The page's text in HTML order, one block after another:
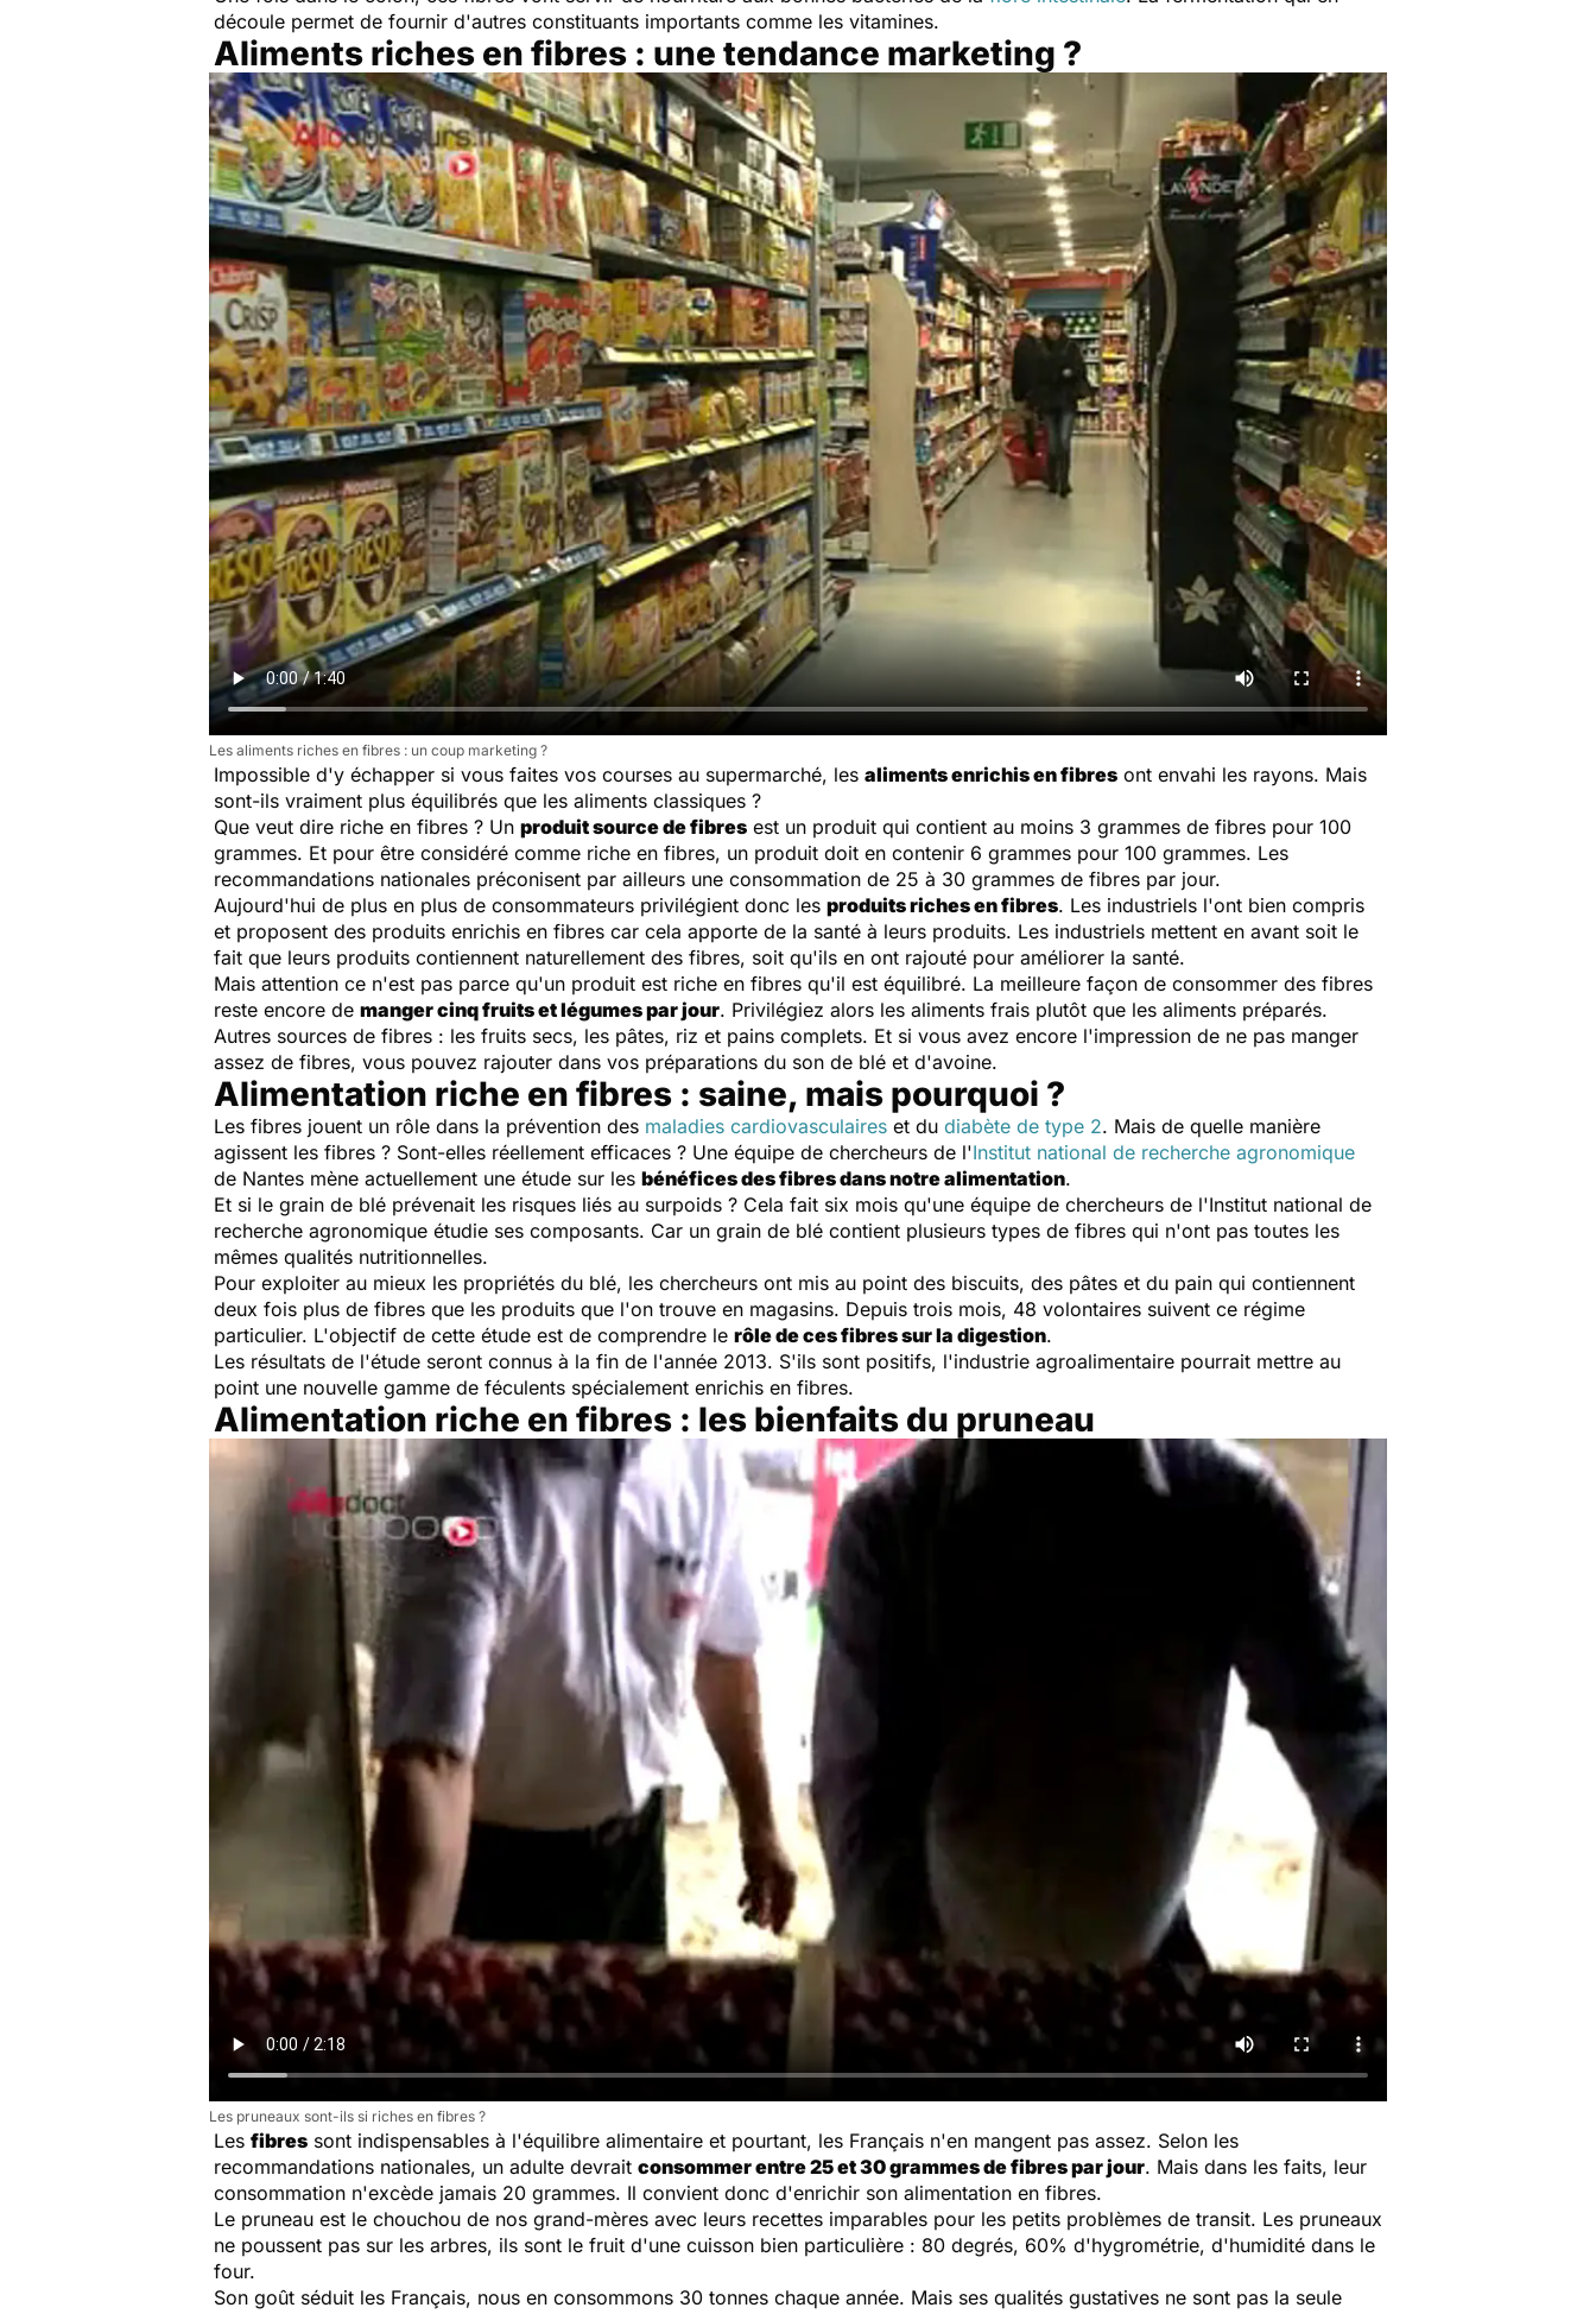
découle permet de fournir d'autres constituants importants comme les vitamines.
Aliments riches en fibres : une tendance marketing ?
Les aliments riches en fibres : un coup marketing ?
Impossible d'y échapper si vous faites vos courses au supermarché, les aliments enrichis en fibres ont envahi les rayons. Mais
sont-ils vraiment plus équilibrés que les aliments classiques ?
Que veut dire riche en fibres ? Un produit source de fibres est un produit qui contient au moins 3 grammes de fibres pour 100
grammes. Et pour être considéré comme riche en fibres, un produit doit en contenir 6 grammes pour 100 grammes. Les
recommandations nationales préconisent par ailleurs une consommation de 25 à 30 grammes de fibres par jour.
Aujourd'hui de plus en plus de consommateurs privilégient donc les produits riches en fibres. Les industriels l'ont bien compris
et proposent des produits enrichis en fibres car cela apporte de la santé à leurs produits. Les industriels mettent en avant soit le
fait que leurs produits contiennent naturellement des fibres, soit qu'ils en ont rajouté pour améliorer la santé.
Mais attention ce n'est pas parce qu'un produit est riche en fibres qu'il est équilibré. La meilleure façon de consommer des fibres
reste encore de manger cinq fruits et légumes par jour. Privilégiez alors les aliments frais plutôt que les aliments préparés.
Autres sources de fibres : les fruits secs, les pâtes, riz et pains complets. Et si vous avez encore l'impression de ne pas manger
assez de fibres, vous pouvez rajouter dans vos préparations du son de blé et d'avoine.
Alimentation riche en fibres : saine, mais pourquoi ?
Les fibres jouent un rôle dans la prévention des maladies cardiovasculaires et du diabète de type 2. Mais de quelle manière
agissent les fibres ? Sont-elles réellement efficaces ? Une équipe de chercheurs de l'Institut national de recherche agronomique
de Nantes mène actuellement une étude sur les bénéfices des fibres dans notre alimentation.
Et si le grain de blé prévenait les risques liés au surpoids ? Cela fait six mois qu'une équipe de chercheurs de l'Institut national de
recherche agronomique étudie ses composants. Car un grain de blé contient plusieurs types de fibres qui n'ont pas toutes les
mêmes qualités nutritionnelles.
Pour exploiter au mieux les propriétés du blé, les chercheurs ont mis au point des biscuits, des pâtes et du pain qui contiennent
deux fois plus de fibres que les produits que l'on trouve en magasins. Depuis trois mois, 48 volontaires suivent ce régime
particulier. L'objectif de cette étude est de comprendre le rôle de ces fibres sur la digestion.
Les résultats de l'étude seront connus à la fin de l'année 2013. S'ils sont positifs, l'industrie agroalimentaire pourrait mettre au
point une nouvelle gamme de féculents spécialement enrichis en fibres.
Alimentation riche en fibres : les bienfaits du pruneau
Les pruneaux sont-ils si riches en fibres ?
Les fibres sont indispensables à l'équilibre alimentaire et pourtant, les Français n'en mangent pas assez. Selon les
recommandations nationales, un adulte devrait consommer entre 25 et 30 grammes de fibres par jour. Mais dans les faits, leur
consommation n'excède jamais 20 grammes. Il convient donc d'enrichir son alimentation en fibres.
Le pruneau est le chouchou de nos grand-mères avec leurs recettes imparables pour les petits problèmes de transit. Les pruneaux
ne poussent pas sur les arbres, ils sont le fruit d'une cuisson bien particulière : 80 degrés, 60% d'hygrométrie, d'humidité dans le
four.
Son goût séduit les Français, nous en consommons 30 tonnes chaque année. Mais ses qualités gustatives ne sont pas la seule